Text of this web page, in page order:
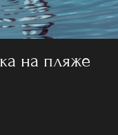
на пляже